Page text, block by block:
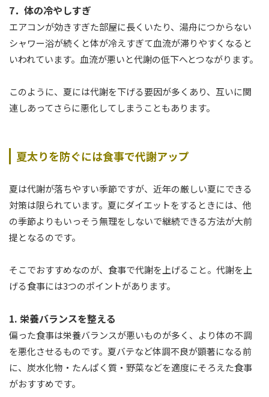
7．体の冷やしすぎ
エアコンが効きすぎた部屋に長くいたり、湯舟につからない
シャワー浴が続くと体が冷えすぎて血流が滞りやすくなると
いわれています。血流が悪いと代謝の低下へとつながります。
このように、夏には代謝を下げる要因が多くあり、互いに関
連しあってさらに悪化してしまうこともあります。
夏太りを防ぐには食事で代謝アップ
夏は代謝が落ちやすい季節ですが、近年の厳しい夏にできる
対策は限られています。夏にダイエットをするときには、他
の季節よりもいっそう無理をしないで継続できる方法が大前
提となるのです。
そこでおすすめなのが、食事で代謝を上げること。代謝を上
げる食事には3つのポイントがあります。
1. 栄養バランスを整える
偏った食事は栄養バランスが悪いものが多く、より体の不調
を悪化させるものです。夏バテなど体調不良が顕著になる前
に、炭水化物・たんぱく質・野菜などを適度にそろえた食事
がおすすめです。